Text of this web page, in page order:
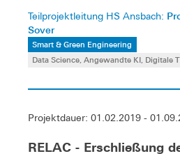
Teilprojektleitung HS Ansbach:
Sover
Smart & Green Engineering
Data Science, Angewandte KI, Digitale
Projektdauer: 01.02.2019 -
RELAC - Erschließung